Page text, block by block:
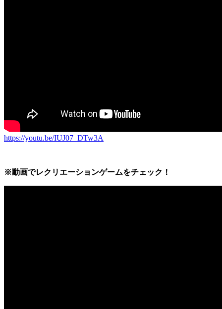
https://youtu.be/IUJ07_DTw3A
※動画でレクリエーションゲームをチェック！